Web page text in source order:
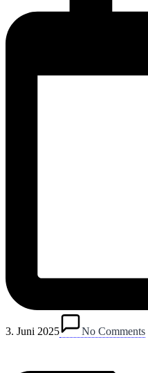
3. Juni 2025 No Commentsin